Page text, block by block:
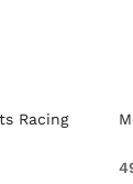
Racing